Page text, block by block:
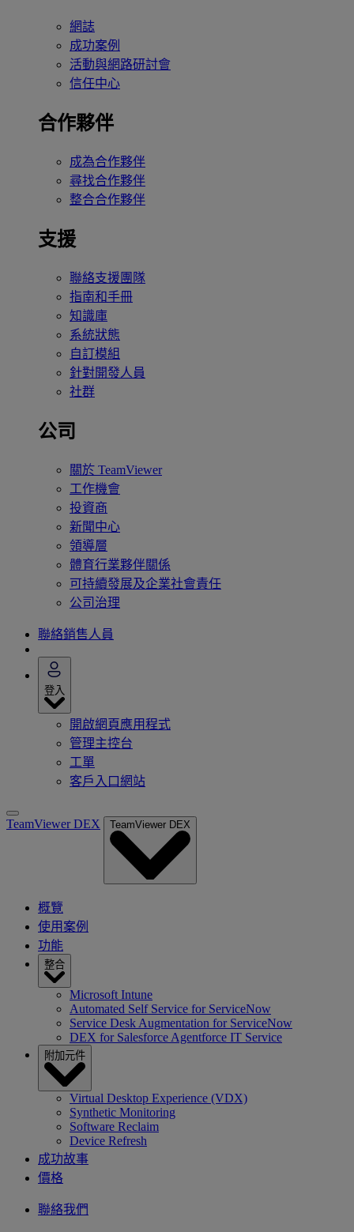
網誌
成功案例
活動與網路研討會
信任中心
合作夥伴
成為合作夥伴
尋找合作夥伴
整合合作夥伴
支援
聯絡支援團隊
指南和手冊
知識庫
系統狀態
自訂模組
針對開發人員
社群
公司
關於 TeamViewer
工作機會
投資商
新聞中心
領導層
體育行業夥伴關係
可持續發展及企業社會責任
公司治理
聯絡銷售人員
登入
開啟網頁應用程式
管理主控台
工單
客戶入口網站
TeamViewer DEX TeamViewer DEX
概覽
使用案例
功能
整合
Microsoft Intune
Automated Self Service for ServiceNow
Service Desk Augmentation for ServiceNow
DEX for Salesforce Agentforce IT Service
附加元件
Virtual Desktop Experience (VDX)
Synthetic Monitoring
Software Reclaim
Device Refresh
成功故事
價格
聯絡我們